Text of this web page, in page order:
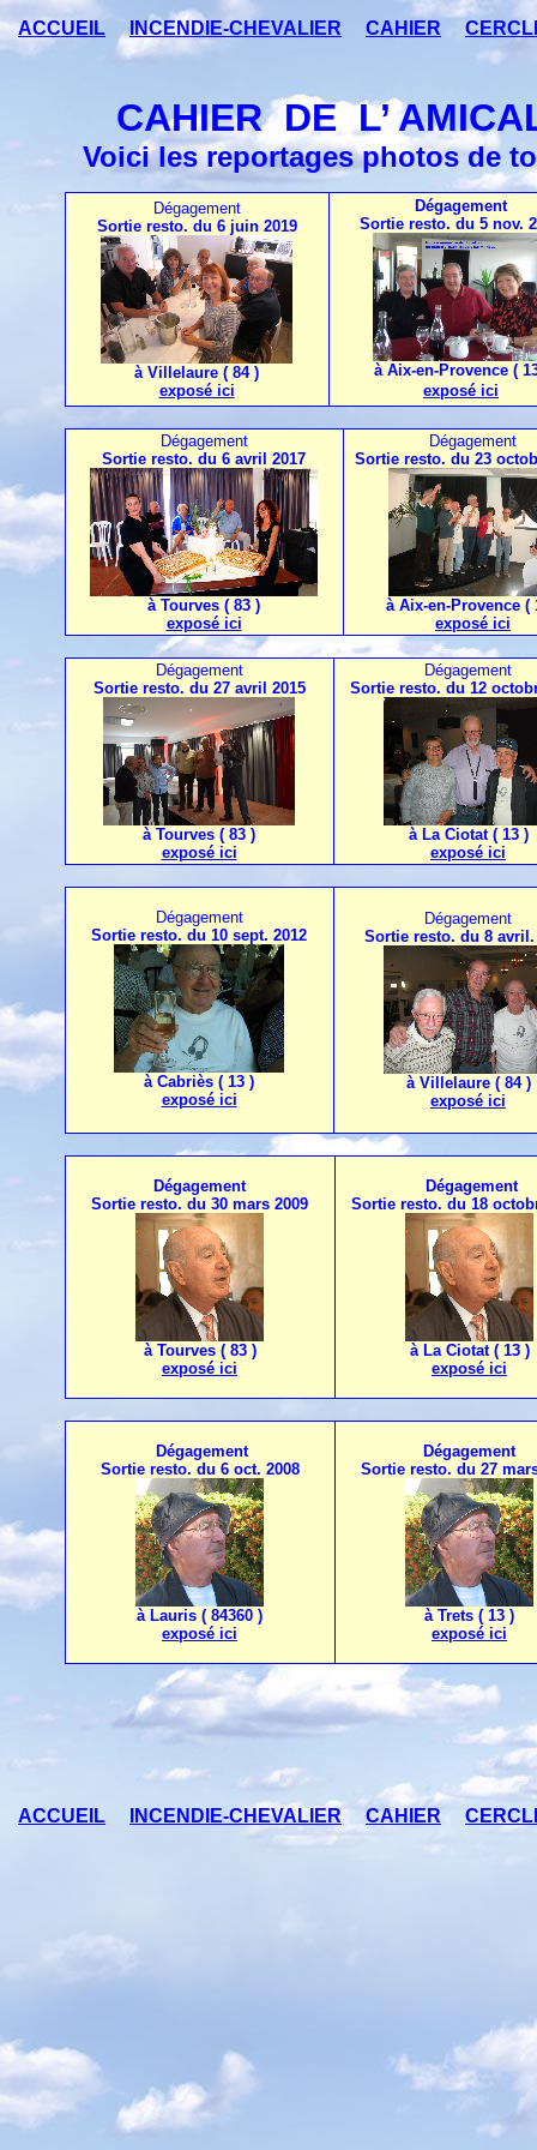
ACCUEIL INCENDIE-CHEVALIER CAHIER
CAHIER DE L’
Voici les reportages photos de
Dégagement
Sortie resto. du 6 juin 2019
à Villelaure ( 84 )
exposé ici
Dégagement
Sortie resto. du 5 nov.
à Aix-en-Provence (
exposé ici
Dégagement
Sortie resto. du 6 avril 2017
à Tourves ( 83 )
exposé ici
Dégagement
Sortie resto. du 23
à Aix-en-Provence (
exposé ici
Dégagement
Sortie resto. du 27 avril 2015
à Tourves ( 83 )
exposé ici
Dégagement
Sortie resto. du 12
à La Ciotat ( 13 )
exposé ici
Dégagement
Sortie resto. du 10 sept. 2012
à Cabriès ( 13 )
exposé ici
Dégagement
Sortie resto. du 8 avril.
à Villelaure ( 84 )
exposé ici
Dégagement
Sortie resto. du 30 mars 2009
à Tourves ( 83 )
exposé ici
Dégagement
Sortie resto. du 18
à La Ciotat ( 13 )
exposé ici
Dégagement
Sortie resto. du 6 oct. 2008
à Lauris ( 84360 )
exposé ici
Dégagement
Sortie resto. du 27
à Trets ( 13 )
exposé ici
ACCUEIL INCENDIE-CHEVALIER CAHIER